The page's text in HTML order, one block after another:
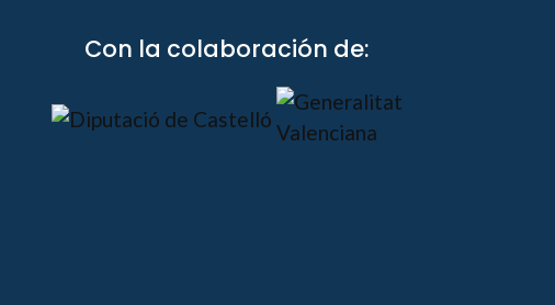
Con la colaboración de: